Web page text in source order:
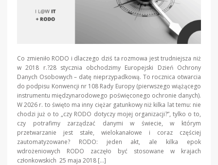
Co zmieniło RODO i dlaczego dziś ta rozmowa jest trudniejsza niż
w 2018 r.?28 stycznia obchodzimy Europejski Dzień Ochrony
Danych Osobowych – datę nieprzypadkową. To rocznica otwarcia
do podpisu Konwencji nr 108 Rady Europy (pierwszego wiążącego
instrumentu międzynarodowego poświęconego ochronie danych).
W 2026 r. to święto ma inny ciężar gatunkowy niż kilka lat temu: nie
chodzi już o to „czy RODO dotyczy mojej organizacji?”, tylko o to,
czy potrafimy zarządzać danymi w świecie, w którym
przetwarzanie jest stałe, wielokanałowe i coraz częściej
zautomatyzowane? RODO: jeden akt, ale kilka epok
wdrożeniowych RODO zaczęło być stosowane w krajach
członkowskich 25 maja 2018 […]